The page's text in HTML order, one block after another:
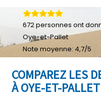
COMPAREZ LES
À OYE-ET-PALLET
672personnes ont
Oye-et-Pallet
Note moyenne: 4,7/5